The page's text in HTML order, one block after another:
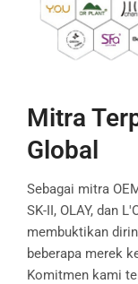
Mitra
Global
Sebagai mitra
SK-II, OLAY, dan
membuktikan
beberapa merek
Komitmen kami